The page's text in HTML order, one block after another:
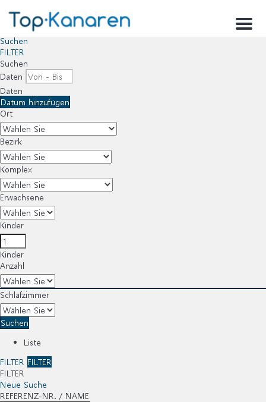
Menu
Suchen
FILTER
Suchen
Daten
Daten
Datum hinzufügen
Ort
Bezirk
Komplex
Erwachsene
Kinder
Kinder
Anzahl
Schlafzimmer
Suchen
Liste
FILTER FILTER
FILTER
Neue Suche
REFERENZ-NR. / NAME